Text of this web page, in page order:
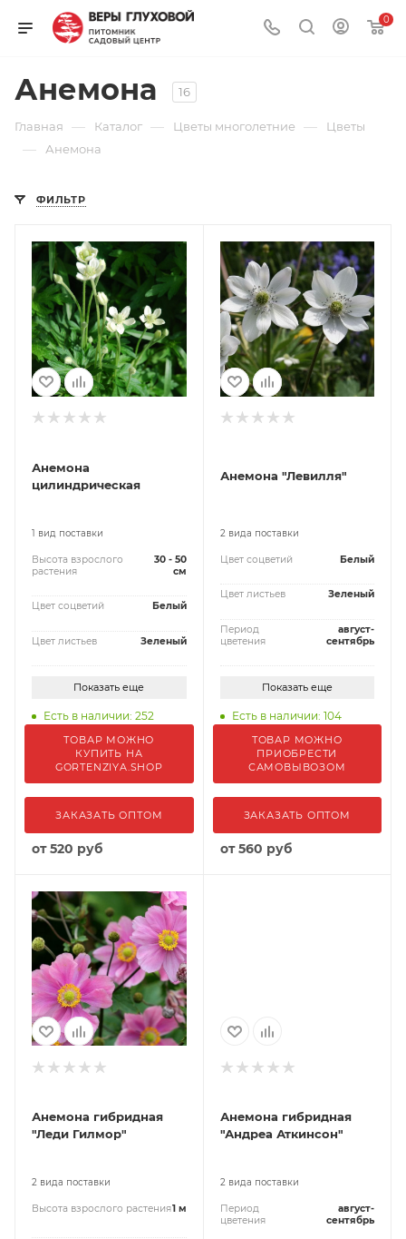
0
Анемона 16
Главная — Каталог — Цветы многолетние — Цветы
— Анемона
ФИЛЬТР
Анемона
цилиндрическая
1 вид поставки
Высота взрослого
растения
30 - 50
см
Цвет соцветий Белый
Цвет листьев Зеленый
Показать еще
Есть в наличии: 252
ТОВАР МОЖНО
КУПИТЬ НА
GORTENZIYA.SHOP
ЗАКАЗАТЬ ОПТОМ
от520 руб
Анемона "Левилля"
2 вида поставки
Цвет соцветий Белый
Цвет листьев Зеленый
Период
цветения
август-
сентябрь
Показать еще
Есть в наличии: 104
ТОВАР МОЖНО
ПРИОБРЕСТИ
САМОВЫВОЗОМ
ЗАКАЗАТЬ ОПТОМ
от560 руб
Анемона гибридная
"Леди Гилмор"
2 вида поставки
Высота взрослого растения1 м
Анемона гибридная
"Андреа Аткинсон"
2 вида поставки
Период
цветения
август-
сентябрь